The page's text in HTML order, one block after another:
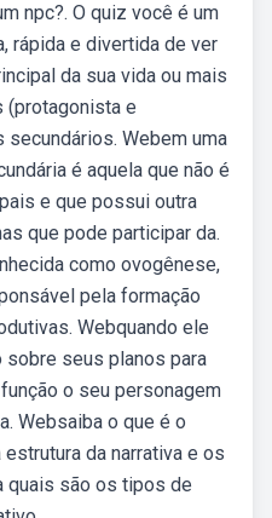
npc?. O quiz você é um
rápida e divertida de ver
da sua vida ou mais
(protagonista e
Webem uma
é aquela que não é
e que possui outra
que pode participar da.
como ovogênese,
pela formação
Webquando ele
seus planos para
o seu personagem
Websaiba o que é o
da narrativa e os
quais são os tipos de